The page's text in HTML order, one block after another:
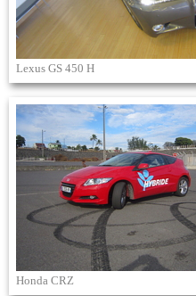
Lexus GS 450 H
Honda CRZ